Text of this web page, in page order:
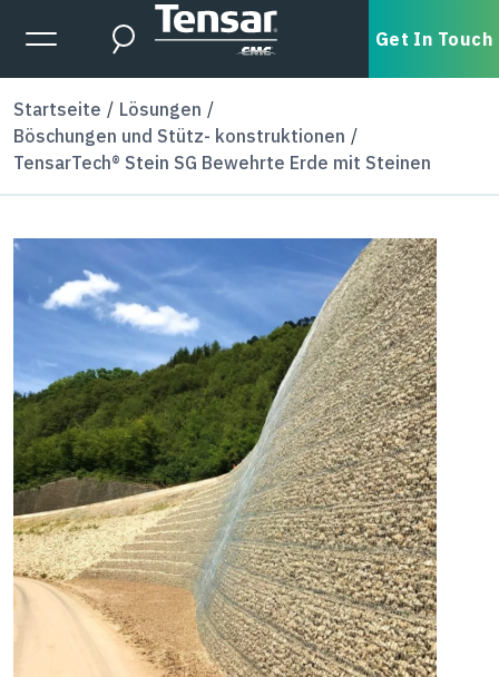
Skip to main content
Expanded Menu Toggle
Search Get In Touch
Startseite
Lösungen
Böschungen und Stütz- konstruktionen
TensarTech® Stein SG Bewehrte Erde mit Steinen